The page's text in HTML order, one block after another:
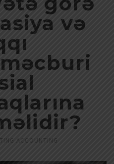
və
məcburi
ACCOUNTING